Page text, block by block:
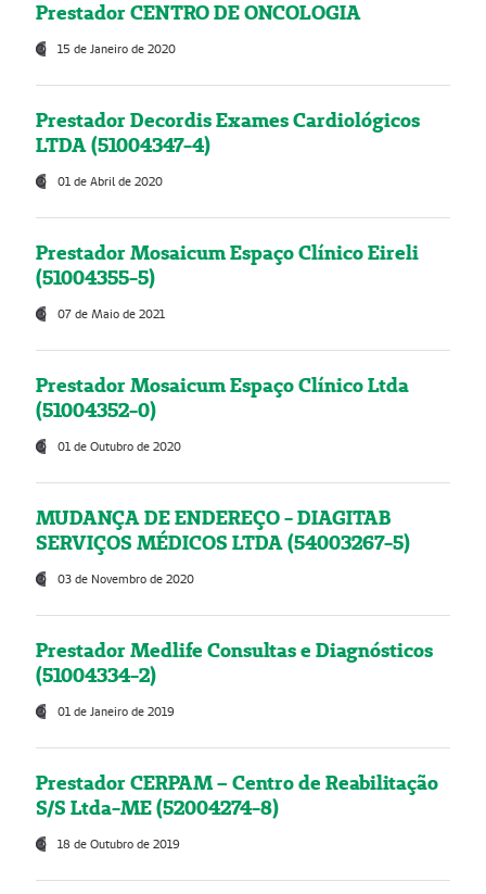
Prestador CENTRO DE ONCOLOGIA
15 de Janeiro de 2020
Prestador Decordis Exames Cardiológicos
LTDA (51004347-4)
01 de Abril de 2020
Prestador Mosaicum Espaço Clínico Eireli
(51004355-5)
07 de Maio de 2021
Prestador Mosaicum Espaço Clínico Ltda
(51004352-0)
01 de Outubro de 2020
MUDANÇA DE ENDEREÇO - DIAGITAB
SERVIÇOS MÉDICOS LTDA (54003267-5)
03 de Novembro de 2020
Prestador Medlife Consultas e Diagnósticos
(51004334-2)
01 de Janeiro de 2019
Prestador CERPAM – Centro de Reabilitação
S/S Ltda-ME (52004274-8)
18 de Outubro de 2019